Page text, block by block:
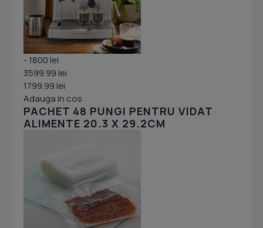
- 1800 lei
3599.99 lei
1799.99 lei
Adauga in cos
PACHET 48 PUNGI PENTRU VIDAT
ALIMENTE 20.3 X 29.2CM